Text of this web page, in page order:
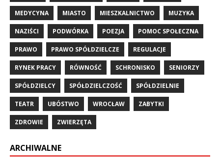
MEDYCYNA MIASTO MIESZKALNICTWO MUZYKA
NAZIŚCI PODWÓRKA POEZJA POMOC SPOŁECZNA
PRAWO PRAWO SPÓŁDZIELCZE REGULACJE
RYNEK PRACY RÓWNOŚĆ SCHRONISKO SENIORZY
SPÓŁDZIELCY SPÓŁDZIELCZOŚĆ SPÓŁDZIELNIE
TEATR UBÓSTWO WROCŁAW ZABYTKI
ZDROWIE ZWIERZĘTA
ARCHIWALNE